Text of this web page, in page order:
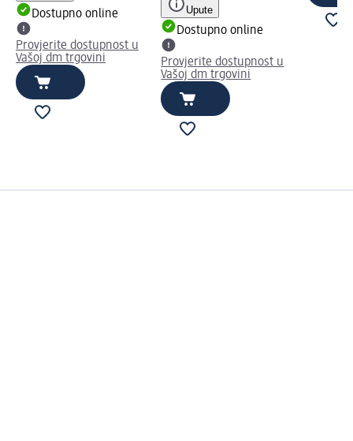
Dostupno online
Provjerite dostupnost u
Vašoj dm trgovini
Upute
Dostupno online
Provjerite dostupnost u
Vašoj dm trgovini